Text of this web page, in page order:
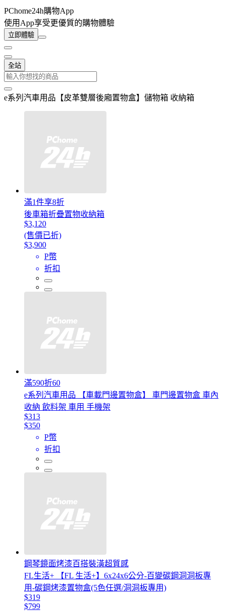
PChome24h購物App
使用App享受更優質的購物體驗
立即體驗
全站
e系列汽車用品【皮革雙層後廂置物盒】儲物箱 收納箱
滿1件享8折
後車箱折疊置物收納箱
$3,120
(售價已折)
$3,900
P幣
折扣
滿590折60
e系列汽車用品 【車載門邊置物盒】 車門邊置物盒 車內
收納 飲料架 車用 手機架
$313
$350
P幣
折扣
鋼琴鏡面烤漆百搭裝潢超質感
FL生活+ 【FL 生活+】6x24x6公分-百變碳鋼洞洞板專
用-碳鋼烤漆置物盒(5色任選/洞洞板專用)
$319
$799